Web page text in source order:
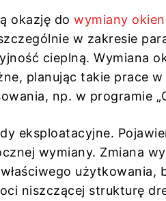
okazję do wymiany
w zakresie
cieplną. Wymiana
planując takie prace
np. w programie
eksploatacyjne.
wymiany. Zmiana
użytkowania,
niszczącej strukturę